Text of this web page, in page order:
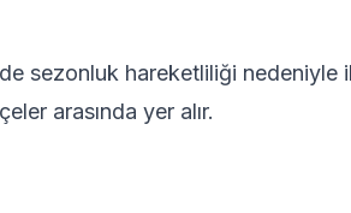
sezonluk hareketliliği nedeniyle
arasında yer alır.